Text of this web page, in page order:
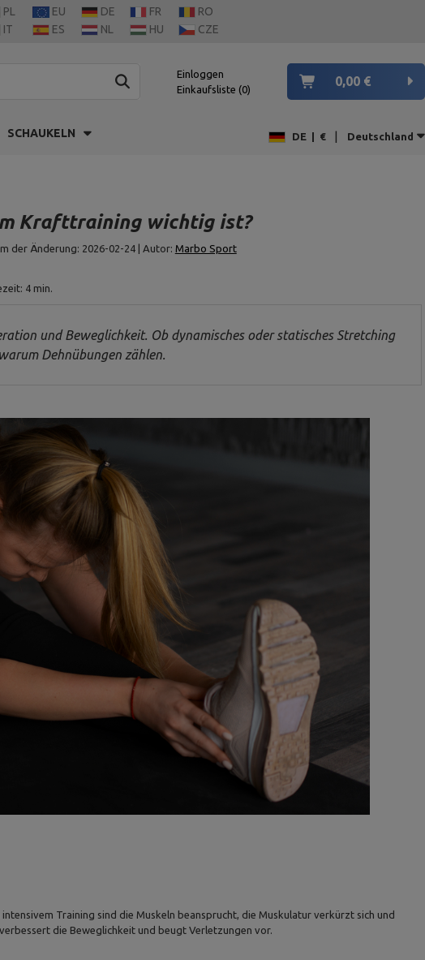
PL EU DE FR
RO
IT
ES NL HU CZE
Einloggen
Einkaufsliste 0
0,00 €
SCHAUKELN DE € | Deutschland
Krafttraining wichtig ist?
der Änderung: 2026-02-24 | Autor: Marbo Sport
4 min.
und Beweglichkeit. Ob dynamisches oder statisches Stretching
Dehnübungen zählen.
Training sind die Muskeln beansprucht, die Muskulatur verkürzt sich und
die Beweglichkeit und beugt Verletzungen vor.